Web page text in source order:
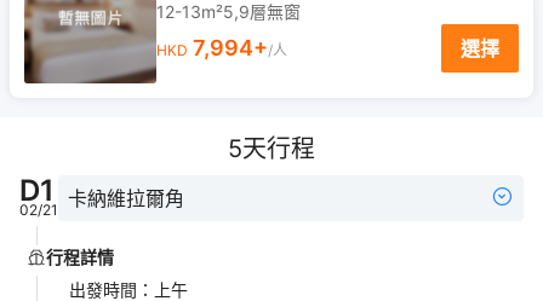
12-13m²5,9層無窗
HKD 7,994+/人 選擇
5天行程
D1
02/21 卡納維拉爾角
行程詳情
出發時間 ： 上午